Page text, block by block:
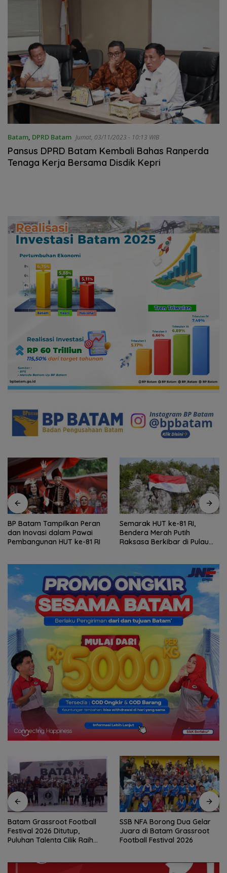
Batam, DPRD Batam Jumat, 03/11/2023 - 10:13 WIB
Pansus DPRD Batam Kembali Bahas Ranperda
Tenaga Kerja Bersama Disdik Kepri
BP Batam Tampilkan Peran
dan Inovasi dalam Pawai
Pembangunan HUT ke-81 RI
Semarak HUT ke-81 RI,
Bendera Merah Putih
Raksasa Berkibar di Pulau
Batam Grassroot Football
Festival 2026 Ditutup,
Puluhan Talenta Cilik Raih
SSB NFA Borong Dua Gelar
Juara di Batam Grassroot
Football Festival 2026